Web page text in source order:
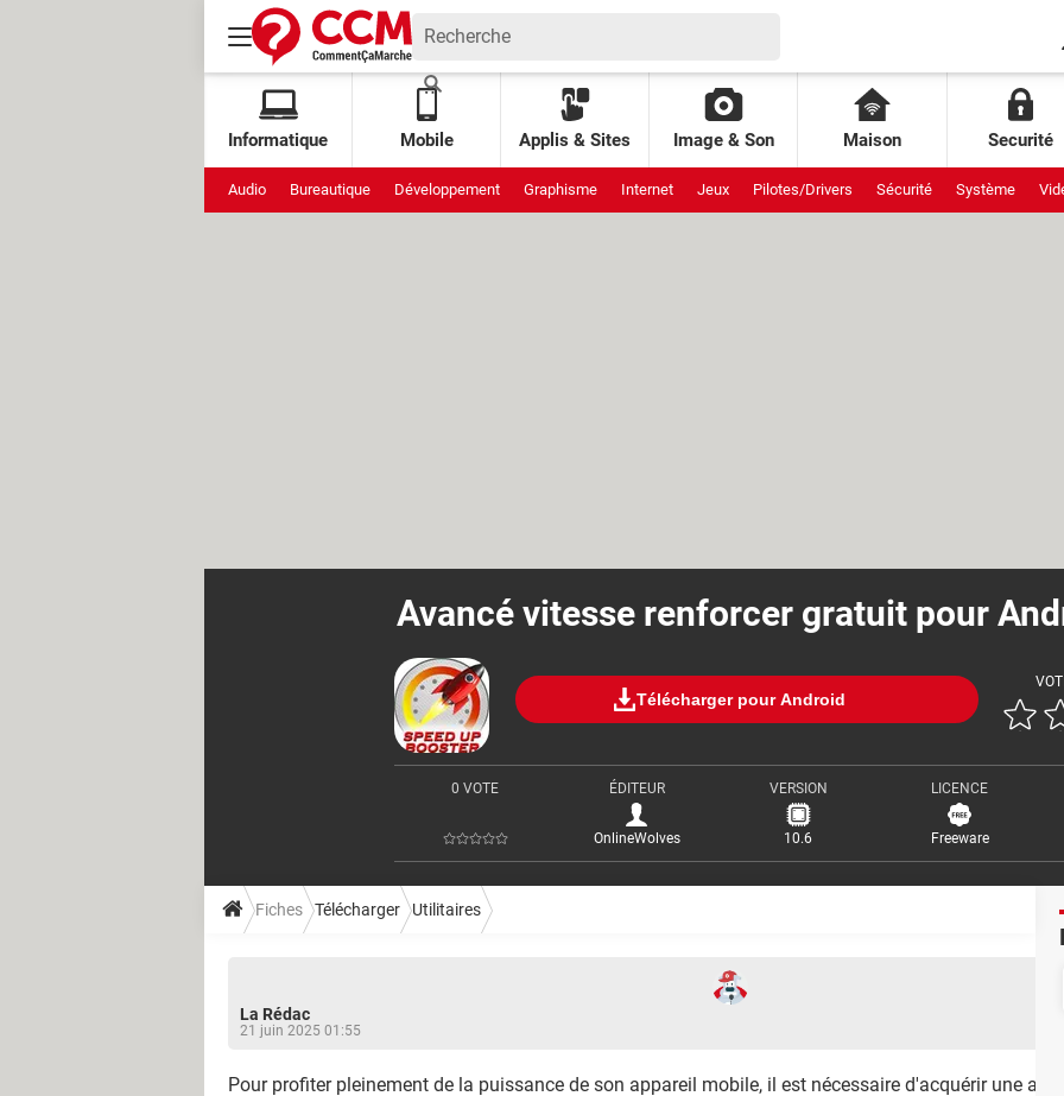
Informatique Mobile Applis & Sites Image & Son Maison Securité
Audio Bureautique Développement Graphisme Internet Jeux Pilotes/Drivers Sécurité Système
Avancé vitesse renforcer gratuit pour
Télécharger pour Android
0 VOTE ÉDITEUR
OnlineWolves
VERSION
10.6
LICENCE
Freeware
Fiches Télécharger Utilitaires
La Rédac
21 juin 2025 01:55
Pour profiter pleinement de la puissance de son appareil mobile, il est nécessaire d'acquérir une